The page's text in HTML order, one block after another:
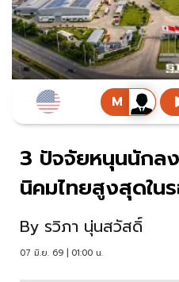
3 ปัจจัยหนุนนักล
นิคมไทยสูงสุดใน
By รวิภา นุ่นสวัสดิ์
07 มิ.ย. 69 | 01:00 น.